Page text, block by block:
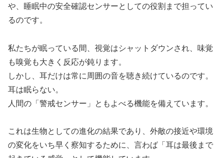
や、
睡眠中の安全確認センサーとしての役割まで担ってい
るのです。
私たちが眠っている間、視覚はシャットダウンされ、 味覚
も嗅覚も大きく反応が鈍ります。
しかし、耳だけは常に周囲の音を聴き続けているのです。
耳は眠らない。
人間の「警戒センサー」
ともよべる機能を備えています。
これは生物としての進化の結果であり、 外敵の接近や環境
の変化をいち早く察知するために、 言わば 「耳は最後まで